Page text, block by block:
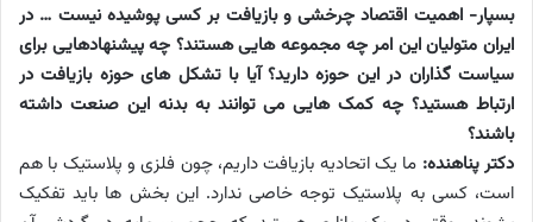
بسپار- اهمیت اقتصاد چرخشی و بازیافت بر کسی پوشیده نیست … در
ایران متولیان این امر چه مجموعه هایی هستند؟ چه پیشنهادهایی برای
سیاست گذاران در این حوزه دارید؟ آیا با تشکل های حوزه بازیافت در
ارتباط هستید؟ چه کمک هایی می توانند به بدنه این صنعت داشته
باشند؟
دکتر پناهنده: ما یک اتحادیه بازیافت داریم، چون فلزی و پلاستیک با هم
است، کسی به پلاستیک توجه خاصی ندارد. این بخش ها باید تفکیک